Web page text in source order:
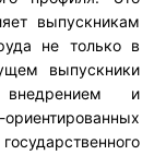
выпускникам
не только в
выпускники
и